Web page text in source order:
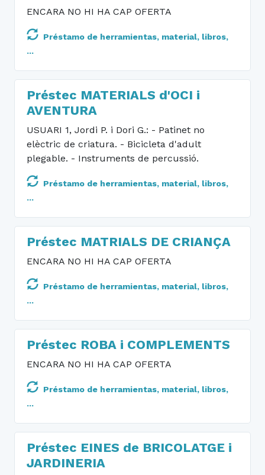
ENCARA NO HI HA CAP OFERTA
Préstamo de herramientas, material, libros,
...
Préstec MATERIALS d'OCI i
AVENTURA
USUARI 1, Jordi P. i Dori G.: - Patinet no
elèctric de criatura. - Bicicleta d'adult
plegable. - Instruments de percussió.
Préstamo de herramientas, material, libros,
...
Préstec MATRIALS DE CRIANÇA
ENCARA NO HI HA CAP OFERTA
Préstamo de herramientas, material, libros,
...
Préstec ROBA i COMPLEMENTS
ENCARA NO HI HA CAP OFERTA
Préstamo de herramientas, material, libros,
...
Préstec EINES de BRICOLATGE i
JARDINERIA